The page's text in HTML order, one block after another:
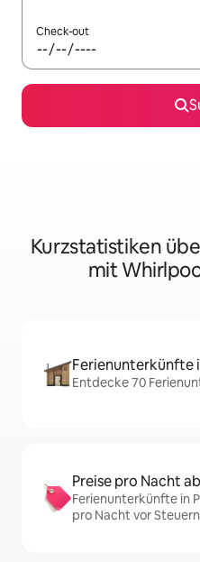
Check-out
Kurzstatistiken
mit
Ferienunterkünfte
Entdecke 70
Preise pro Nacht ab
Ferienunterkünfte in
pro Nacht vor